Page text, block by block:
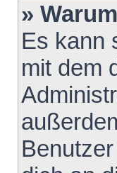
»
Es kann
mit dem